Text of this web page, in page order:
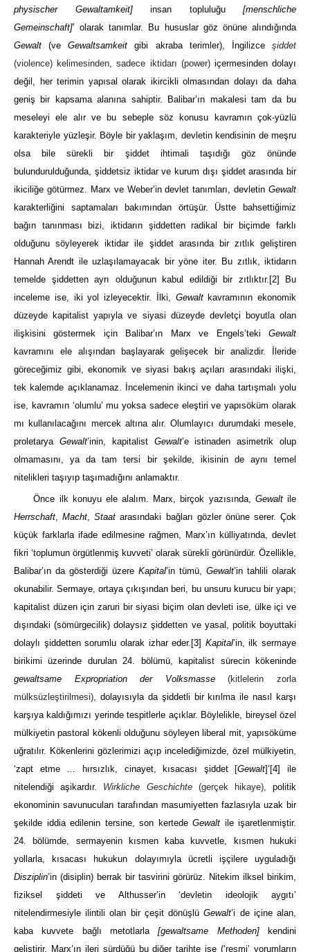
physischer Gewaltamkeit]insan topluluğu [menschliche
Gemeinschaft]’ olarak tanımlar. Bu hususlar göz önüne alındığında
Gewalt (veGewaltsamkeit gibi akraba terimler), İngilizceşiddet
(violence) kelimesinden, sadece iktidarı (power) içermesinden dolayı
değil, her terimin yapısal olarak ikircikli olmasından dolayı da daha
geniş bir kapsama alanına sahiptir.
Balibar’ın makalesi tam da bu
meseleyi ele alır ve bu sebeple söz konusu kavramın çok-yüzlü
karakteriyle yüzleşir. Böyle bir yaklaşım, devletin kendisinin de meşru
olsa bile sürekli bir şiddet ihtimali taşıdığı göz önünde
bulundurulduğunda, şiddetsiz iktidar ve kurum dışı şiddet arasında bir
ikiciliğe götürmez. Marx ve Weber’in devlet tanımları, devletin Gewalt
karakterliğini saptamaları bakımından örtüşür.
Üstte bahsettiğimiz
bağın tanınması bizi, iktidarın şiddetten radikal bir biçimde farklı
olduğunu söyleyerek iktidar ile şiddet arasında bir zıtlık geliştiren
Hannah Arendt ile uzlaşılamayacak bir yöne iter. Bu zıtlık, iktidarın
temelde şiddetten ayrı olduğunun kabul edildiği bir zıtlıktır. [2] Bu
inceleme ise, iki yol izleyecektir. İlki, Gewaltkavramının ekonomik
düzeyde kapitalist yapıyla ve siyasi düzeyde devletçi boyutla olan
ilişkisini göstermek için Balibar’ın Marx ve Engels’teki Gewalt
kavramını ele alışından başlayarak gelişecek bir analizdir. İleride
göreceğimiz gibi, ekonomik ve siyasi bakış açıları arasındaki ilişki,
tek kalemde açıklanamaz. İncelemenin ikinci ve daha tartışmalı yolu
ise, kavramın ‘olumlu’ mu yoksa sadece eleştiri ve yapısöküm olarak
mı kullanılacağını mercek altına alır. Olumlayıcı durumdaki mesele,
proletarya Gewalt’inin, kapitalist Gewalt’e istinaden asimetrik olup
olmamasını, ya da tam tersi bir şekilde, ikisinin de aynı temel
nitelikleri taşıyıp taşımadığını anlamaktır.
Önce ilk konuyu ele alalım. Marx, birçok yazısında, Gewaltile
Herrschaft,Macht,Staat arasındaki bağları gözler önüne serer. Çok
küçük farklarla ifade edilmesine rağmen, Marx’ın külliyatında, devlet
fikri ‘toplumun örgütlenmiş kuvveti’ olarak sürekli görünürdür. Özellikle,
Balibar’ın da gösterdiği üzere Kapital’in tümü, Gewalt’in tahlili olarak
okunabilir. Sermaye, ortaya çıkışından beri, bu unsuru kurucu bir yapı;
kapitalist düzen için zaruri bir siyasi biçim olan devleti ise, ülke içi ve
dışındaki (sömürgecilik) dolaysız şiddetten ve yasal, politik boyuttaki
dolaylı şiddetten sorumlu olarak izhar eder. [3] Kapital’in, ilk sermaye
birikimi üzerinde durulan 24. bölümü, kapitalist sürecin kökeninde
gewaltsame Expropriation der Volksmasse
(kitlelerin zorla
mülksüzleştirilmesi), dolayısıyla da şiddetli bir kırılma ile nasıl karşı
karşıya kaldığımızı yerinde tespitlerle açıklar. Böylelikle, bireysel özel
mülkiyetin pastoral kökenli olduğunu söyleyen liberal mit, yapısöküme
uğratılır. Kökenlerini gözlerimizi açıp incelediğimizde, özel mülkiyetin,
‘zapt etme … hırsızlık, cinayet, kısacası şiddet [Gewalt]’ [4]
ile
nitelendiği aşikardır. Wirkliche Geschichte(gerçek hikaye),politik
ekonominin savunucuları tarafından masumiyetten fazlasıyla uzak bir
şekilde iddia edilenin tersine, son kertede Gewalt ile işaretlenmiştir.
24. bölümde, sermayenin kısmen kaba kuvvetle, kısmen hukuki
yollarla, kısacası hukukun dolayımıyla ücretli işçilere uyguladığı
Disziplin’in (disiplin) berrak bir tasvirini görürüz. Nitekim ilksel birikim,
fiziksel şiddeti ve Althusser’in ‘devletin ideolojik aygıtı’
nitelendirmesiyle ilintili olan bir çeşit dönüşlüGewalt’i de içine alan,
kaba kuvvete bağlı metotlarla[gewaltsame Methoden]kendini
geliştirir. Marx’ın ileri sürdüğü bu diğer tarihte ise (‘resmi’ yorumların